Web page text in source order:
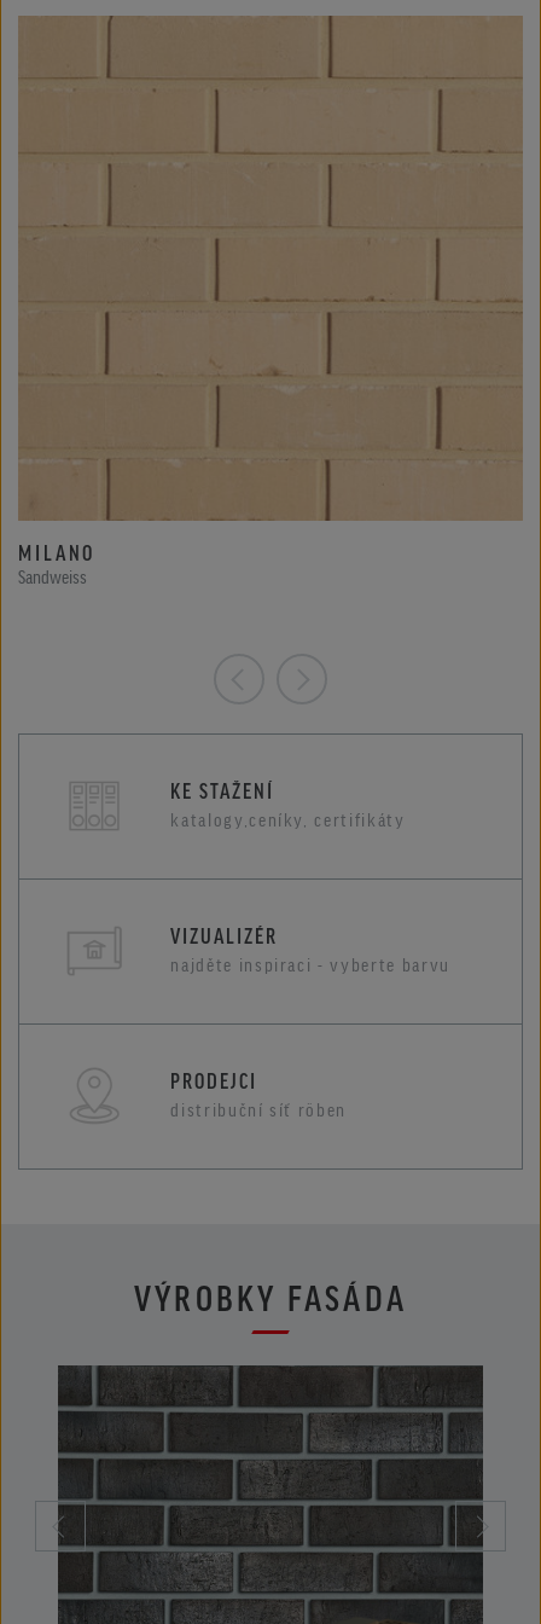
MILANO
Sandweiss
KE STAŽENÍ
katalogy,ceníky, certifikáty
VIZUALIZÉR
najděte inspiraci - vyberte barvu
PRODEJCI
distribuční síť röben
VÝROBKY FASÁDA